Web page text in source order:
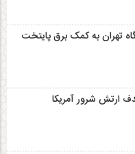
تهران به کمک برق پایتخت